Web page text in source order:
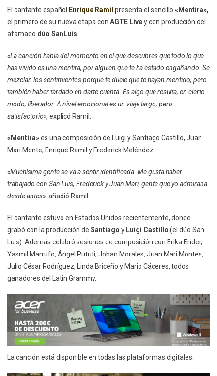
Con
Producción
Del
SanLuis
El cantante español Enrique Ramil presenta el sencillo «Mentira»,
el primero de su nueva etapa con AGTE Livey con producción del
afamado dúo SanLuis.
«La canción habla del momento en el que descubres que todo lo que
has vivido es una mentira, por alguien que te ha estado engañando. Se
mezclan los sentimientos porque te duele que te hayan mentido, pero
también haber tardado en darte cuenta. Es algo que resulta, en cierto
modo, liberador. A nivel emocional es un viaje largo, pero
satisfactorio», explicó Ramil.
«Mentira»es una composición de Luigi y Santiago Castillo, Juan
Mari Monte, Enrique Ramil y Frederick Meléndez.
«Muchísima gente se va a sentir identificada. Me gusta haber
trabajado con San Luis, Frederick y Juan Mari, gente que yo admiraba
desde antes», añadió Ramil.
El cantante estuvo en Estados Unidos recientemente, donde
grabó con la producción de Santiago y Luigi Castillo (el dúo San
Luis). Además celebró sesiones de composición con Erika Ender,
Yasmil Marrufo, Ángel Pututi, Johan Morales, Juan Mari Montes,
Julio César Rodríguez, Linda Briceño y Mario Cáceres, todos
ganadores del Latin Grammy.
La canción está disponible en todas las plataformas digitales.